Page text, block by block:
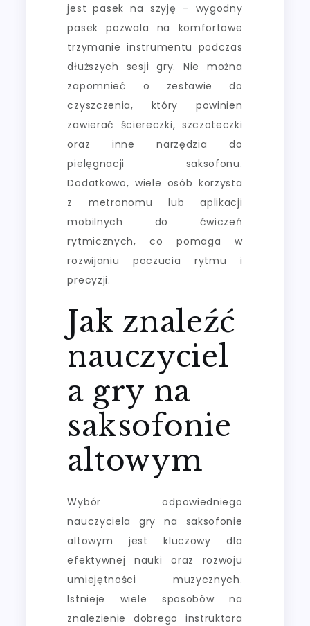
jest pasek na szyję – wygodny
pasek pozwala na komfortowe
trzymanie instrumentu podczas
dłuższych sesji gry. Nie można
zapomnieć o zestawie do
czyszczenia, który powinien
zawierać ściereczki, szczoteczki
oraz inne narzędzia do
pielęgnacji saksofonu.
Dodatkowo, wiele osób korzysta
z metronomu lub aplikacji
mobilnych do ćwiczeń
rytmicznych, co pomaga w
rozwijaniu poczucia rytmu i
precyzji.
Jak znaleźć
nauczyciel
a gry na
saksofonie
altowym
Wybór odpowiedniego
nauczyciela gry na saksofonie
altowym jest kluczowy dla
efektywnej nauki oraz rozwoju
umiejętności muzycznych.
Istnieje wiele sposobów na
znalezienie dobrego instruktora